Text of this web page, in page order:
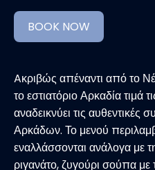
BOOK NOW
Aκριβώς απέναντι από το
το εστιατόριο Αρκαδία τιμά
αναδεικνύει τις αυθεντικές
Αρκάδων. Το μενού
εναλλάσσονται ανάλογα με
ριγανάτο, ζυγούρι σούπα